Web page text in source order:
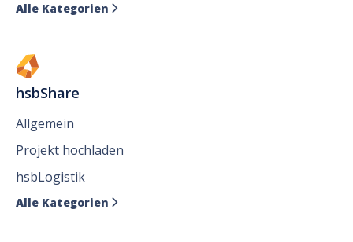
Alle Kategorien 
hsbShare
Allgemein
Projekt hochladen
hsbLogistik
Alle Kategorien 